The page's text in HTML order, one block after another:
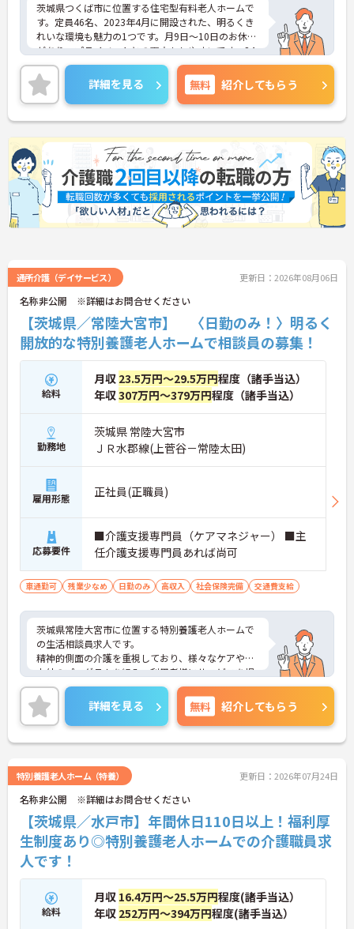
茨城県つくば市に位置する住宅型有料老人ホームで
す。定員46名、2023年4月に開設された、明るくき
れいな環境も魅力の1つです。月9日～10日のお休み
があり、プライベートとの両立もしやすいです。24
時間体制で看護師も在中しておりますので安心して
介護業務に専念できます。
ご興味をお持ちの方には詳細の情報や面接のポイン
トをお伝えしますのでお気軽にお問い合わせくださ
いませ。
詳細を見る 無料 紹介してもらう
通所介護（デイサービス） 更新日：2026年08月06日
名称非公開 ※詳細はお問合せください
【茨城県／常陸大宮市】 〈日勤のみ！〉明るく
開放的な特別養護老人ホームで相談員の募集！
給料
月収 23.5万円～29.5万円程度（諸手当込）
年収307万円～379万円程度（諸手当込）
勤務地
茨城県 常陸大宮市
ＪＲ水郡線(上菅谷－常陸太田)
雇用形態 正社員(正職員)
応募要件
■介護支援専門員（ケアマネジャー） ■主
任介護支援専門員あれば尚可
車通勤可 残業少なめ 日勤のみ 高収入 社会保険完備 交通費支給
茨城県常陸大宮市に位置する特別養護老人ホームで
の生活相談員求人です。
精神的側面の介護を重視しており、様々なケアや屋
内外のプログラムを組み、利用者様にサービスを提
供しています。開放的な施設で、勤務されるスタッ
フの皆さんもとても明るく温かい人柄に恵まれてい
ます。また、スタッフ同士はもちろん、バレーボー
ル大会を毎年開催するなど、他地域との交流も盛ん
です。
詳細をお話しいたしますのでお気軽にご相談くださ
い。
詳細を見る 無料 紹介してもらう
特別養護老人ホーム（特養） 更新日：2026年07月24日
名称非公開 ※詳細はお問合せください
【茨城県／水戸市】年間休日110日以上！福利厚
生制度あり◎特別養護老人ホームでの介護職員求
人です！
給料
月収 16.4万円～25.5万円程度(諸手当込）
年収 252万円～394万円程度(諸手当込）